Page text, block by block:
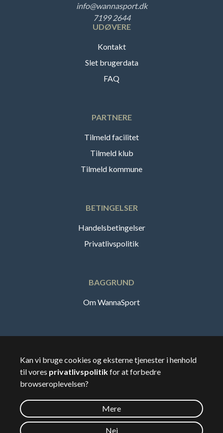
info@wannasport.dk
7199 2644
UDØVERE
Kontakt
Slet brugerdata
FAQ
PARTNERE
Tilmeld facilitet
Tilmeld klub
Tilmeld kommune
BETINGELSER
Handelsbetingelser
Privatlivspolitik
BAGGRUND
Om WannaSport
🇸🇪Sverige
©2026Wannasport.dk
Kan vi bruge cookies og eksterne tjenester i henhold
til vores privatlivspolitikfor at forbedre
browseroplevelsen?
Mere
Nej